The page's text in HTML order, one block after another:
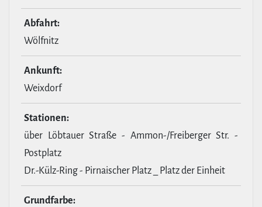
Abfahrt:
Wölfnitz
Ankunft:
Weixdorf
Stationen:
über Löbtauer Straße - Ammon-/Freiberger Str. -
Postplatz
Dr.-Külz-Ring - Pirnaischer Platz _ Platz der Einheit
Grund­farbe: